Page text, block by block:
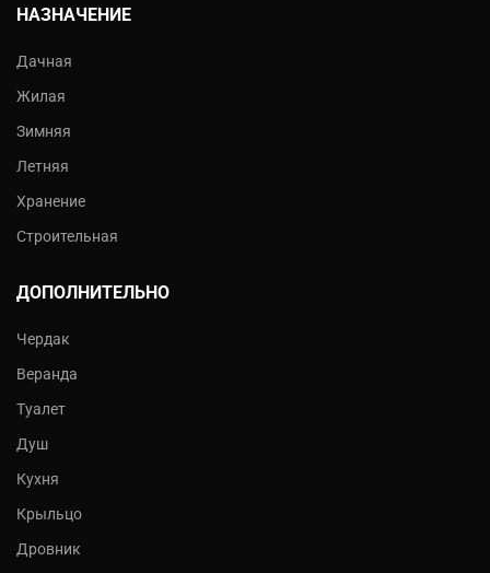
НАЗНАЧЕНИЕ
Дачная
Жилая
Зимняя
Летняя
Хранение
Строительная
ДОПОЛНИТЕЛЬНО
Чердак
Веранда
Туалет
Душ
Кухня
Крыльцо
Дровник